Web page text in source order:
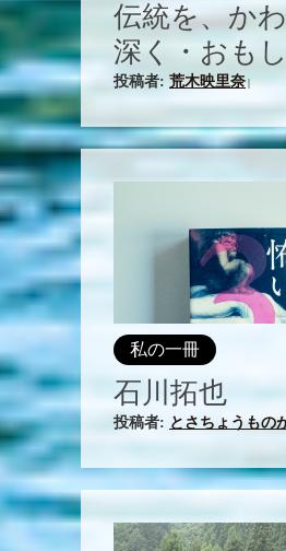
伝統を、か
深く・おも
投稿者: 荒木映里奈|
私の一冊
石川拓也
投稿者: とさちょうもの